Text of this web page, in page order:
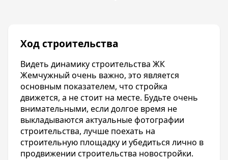
Квартиры сдаются в следующем техническом
стяжка; батареи отопления (отопление
центральное); разводка труб по квартире;
электропроводка с розетками;
телефонизация; приборы учета на горячую и
холодную воду; МПО. Лоджии и балконы -
ограждение кирпичное.
Ход строительства
Видеть динамику строительства ЖК
Жемчужный очень важно, это является
основным показателем, что стройка
движется, а не стоит на месте. Будьте очень
внимательными, если долгое время не
выкладываются актуальные фотографии
строительства, лучше поехать на
строительную площадку и убедиться лично в
продвижении строительства новостройки.